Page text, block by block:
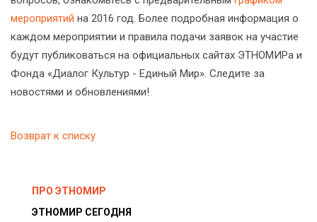
мероприятий на 2016 год. Более подробная информация о
каждом мероприятии и правила подачи заявок на участие
будут публиковаться на официальных сайтах ЭТНОМИРа и
Фонда «Диалог Культур - Единый Мир». Следите за
новостями и обновлениями!
Возврат к списку
ПРО ЭТНОМИР
ЭТНОМИР СЕГОДНЯ